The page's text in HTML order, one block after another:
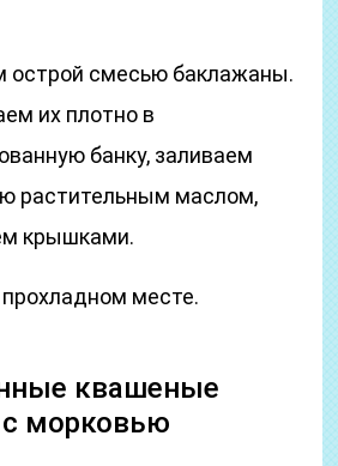
острой смесью баклажаны.
их плотно в
банку, заливаем
растительным маслом,
крышками.
месте.
квашеные
морковью